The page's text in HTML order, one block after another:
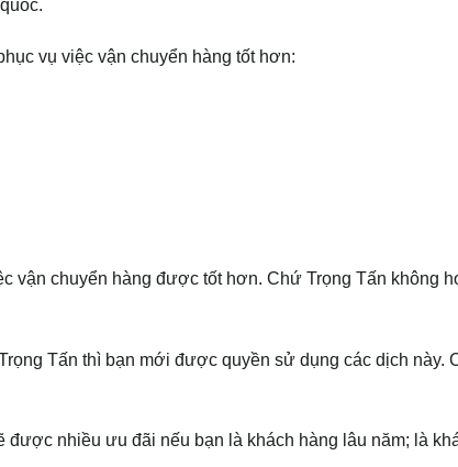
vụ việc vận chuyển hàng tốt hơn:
vận chuyển hàng được tốt hơn. Chứ Trọng Tấn không
Tấn thì bạn mới được quyền sử dụng các dịch này.
được nhiều ưu đãi nếu bạn là khách hàng lâu năm; là